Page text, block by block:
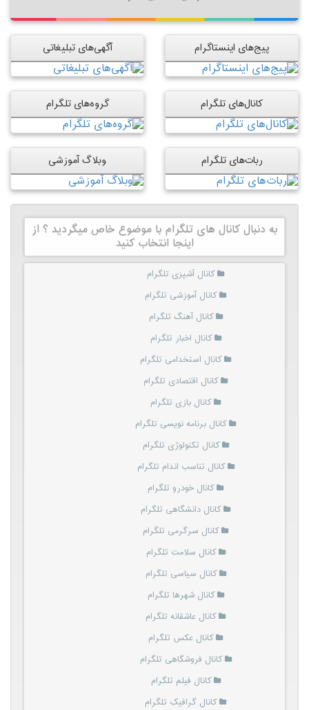
پیج‌های اینستاگرام آگهی‌های تبلیغاتی
کانال‌های تلگرام گروه‌های تلگرام
ربات‌های تلگرام وبلاگ آموزشی
به دنبال کانال های تلگرام با موضوع خاص میگردید ؟ از
اینجا انتخاب کنید
کانال آشپزی تلگرام
کانال آموزشی تلگرام
کانال آهنگ تلگرام
کانال اخبار تلگرام
کانال استخدامی تلگرام
کانال اقتصادی تلگرام
کانال بازی تلگرام
کانال برنامه نویسی تلگرام
کانال تکنولوژی تلگرام
کانال تناسب اندام تلگرام
کانال خودرو تلگرام
کانال دانشگاهی تلگرام
کانال سرگرمی تلگرام
کانال سلامت تلگرام
کانال سیاسی تلگرام
کانال شهرها تلگرام
کانال عاشقانه تلگرام
کانال عکس تلگرام
کانال فروشگاهی تلگرام
کانال فیلم تلگرام
کانال گرافیک تلگرام